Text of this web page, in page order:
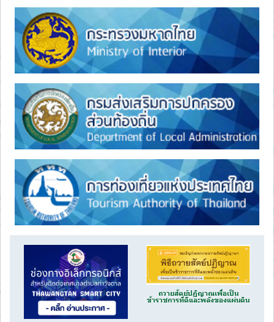
ถวายสัตย์ปฏิญาณเพื่อเป็น
ข้าราชการที่ดีและพลังของแผ่นดิน